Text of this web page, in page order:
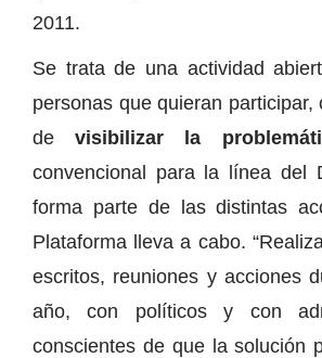
2011.
Se trata de una actividad
personas que quieran participar,
de visibilizar la
convencional para la línea del
forma parte de las distintas
Plataforma lleva a cabo.
escritos, reuniones y acciones
año, con políticos y con
conscientes de que la solución